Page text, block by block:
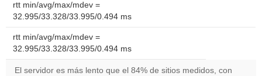
rtt min/avg/max/mdev =
32.995/33.328/33.995/0.494 ms
rtt min/avg/max/mdev =
32.995/33.328/33.995/0.494 ms
El servidor es más lento que el 84% de sitios medidos, con